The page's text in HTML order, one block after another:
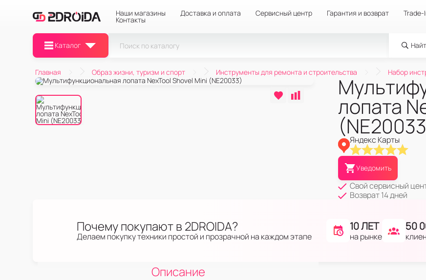
Наши магазины Доставка и оплата Сервисный центр Гарантия и возврат Trade-
Контакты
Каталог
Главная Образ жизни, туризм и спорт Инструменты для ремонта и строительства Набор
лопата
Яндекс Карты
Уведомить
Свой сервисный
Возврат 14 дней
Почему покупают в 2DROIDA?
Делаем покупку техники простой и прозрачной на каждом этапе
10 ЛЕТ
на рынке
50
Описание